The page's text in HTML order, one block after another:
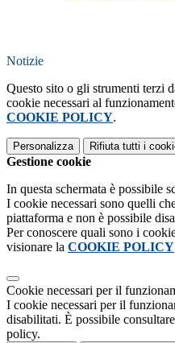
Notizie
Questo sito o gli strumenti terzi
cookie necessari al
COOKIE POLICY.
Personalizza Rifiuta tutti i
Gestione cookie
In questa schermata è possibile
I cookie necessari sono quelli
piattaforma e non è possibile
Per conoscere quali sono i
visionare la COOKIE POLICY
Cookie necessari per il
I cookie necessari per il
disabilitati. È possibile
policy.